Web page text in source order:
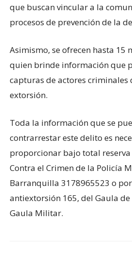
que buscan vincular a la
procesos de prevención de la
Asimismo, se ofrecen hasta 15
quien brinde información que
capturas de actores criminales
extorsión.
Toda la información que se
contrarrestar este delito es
proporcionar bajo total reserva
Contra el Crimen de la Policía
Barranquilla 3178965523 o
antiextorsión 165, del Gaula
Gaula Militar.